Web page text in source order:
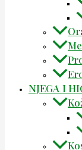
NJEGA I